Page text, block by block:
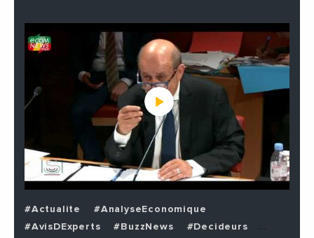
#Actualite
#AnalyseEconomique
#AvisDExperts
#BuzzNews
#Decideurs